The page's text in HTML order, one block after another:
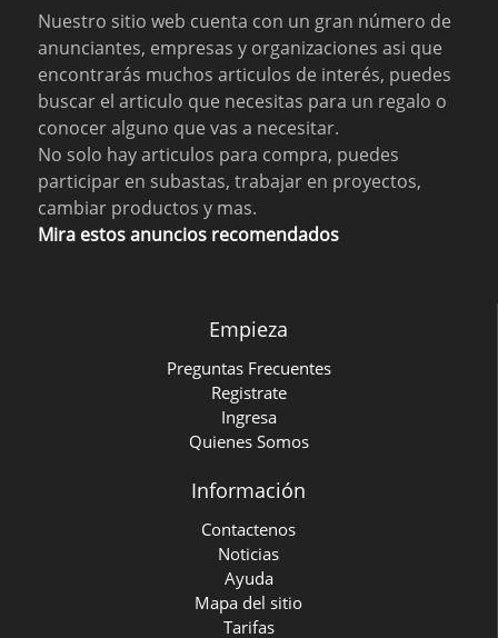
Nuestro sitio web cuenta con un gran número de
anunciantes, empresas y organizaciones asi que
encontrarás muchos articulos de interés, puedes
buscar el articulo que necesitas para un regalo o
conocer alguno que vas a necesitar.
No solo hay articulos para compra, puedes
participar en subastas, trabajar en proyectos,
cambiar productos y mas.
Mira estos anuncios recomendados
Empieza
Preguntas Frecuentes
Registrate
Ingresa
Quienes Somos
Información
Contactenos
Noticias
Ayuda
Mapa del sitio
Tarifas